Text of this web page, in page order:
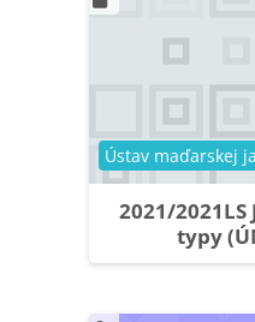
2021/
typy
Kategória kurzu